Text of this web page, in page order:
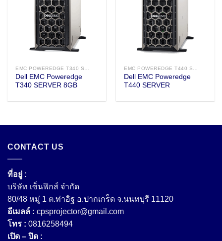
Dell EMC Poweredge
T340 SERVER 8GB
Dell EMC Poweredge
T440 SERVER
CONTACT US
ที่อยู่ :
บริษัท เซ็นฟิกส์ จํากัด
80/48 หมู่ 1 ต.ท่าอิฐ อ.ปากเกร็ด จ.นนทบุรี 11120
อีเมลล์ : cpsprojector@gmail.com
โทร : 0816258494
เปิด – ปิด :